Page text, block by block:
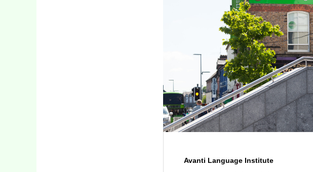
Avanti Language Institute